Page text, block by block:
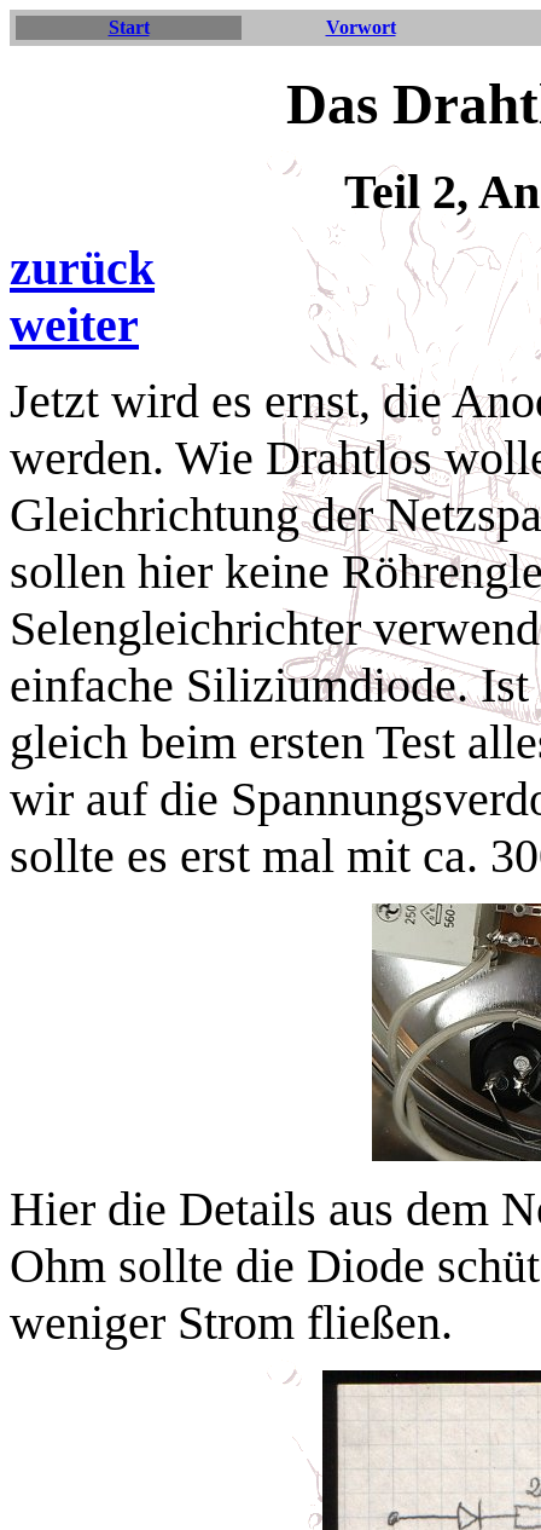
Start Vorwort
Das
Teil 2,
zurück
weiter
Jetzt wird es ernst, die
werden. Wie Drahtlos
Gleichrichtung der
sollen hier keine
Selengleichrichter
einfache Siliziumdiode.
gleich beim ersten Test
wir auf die
sollte es erst mal mit ca.
Hier die Details aus dem
Ohm sollte die Diode
weniger Strom fließen.